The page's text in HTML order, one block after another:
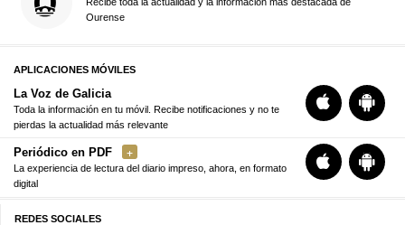
Ourense
APLICACIONES MÓVILES
La Voz de Galicia
Toda la información en tu móvil. Recibe notificaciones y no te
pierdas la actualidad más relevante
Periódico en PDF
La experiencia de lectura del diario impreso, ahora, en formato
digital
REDES SOCIALES